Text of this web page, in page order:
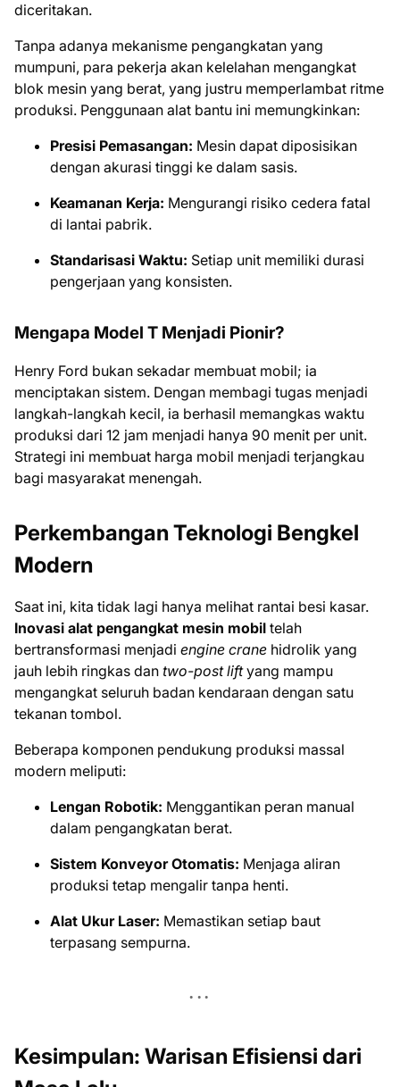
diceritakan.
Tanpa adanya mekanisme pengangkatan yang
mumpuni, para pekerja akan kelelahan mengangkat
blok mesin yang berat, yang justru memperlambat ritme
produksi. Penggunaan alat bantu ini memungkinkan:
Presisi Pemasangan: Mesin dapat diposisikan
dengan akurasi tinggi ke dalam sasis.
Keamanan Kerja: Mengurangi risiko cedera fatal
di lantai pabrik.
Standarisasi Waktu: Setiap unit memiliki durasi
pengerjaan yang konsisten.
Mengapa Model T Menjadi Pionir?
Henry Ford bukan sekadar membuat mobil; ia
menciptakan sistem. Dengan membagi tugas menjadi
langkah-langkah kecil, ia berhasil memangkas waktu
produksi dari 12 jam menjadi hanya 90 menit per unit.
Strategi ini membuat harga mobil menjadi terjangkau
bagi masyarakat menengah.
Perkembangan Teknologi Bengkel
Modern
Saat ini, kita tidak lagi hanya melihat rantai besi kasar.
Inovasi alat pengangkat mesin mobil telah
bertransformasi menjadi engine crane hidrolik yang
jauh lebih ringkas dan two-post liftyang mampu
mengangkat seluruh badan kendaraan dengan satu
tekanan tombol.
Beberapa komponen pendukung produksi massal
modern meliputi:
Lengan Robotik: Menggantikan peran manual
dalam pengangkatan berat.
Sistem Konveyor Otomatis: Menjaga aliran
produksi tetap mengalir tanpa henti.
Alat Ukur Laser: Memastikan setiap baut
terpasang sempurna.
Kesimpulan: Warisan Efisiensi dari